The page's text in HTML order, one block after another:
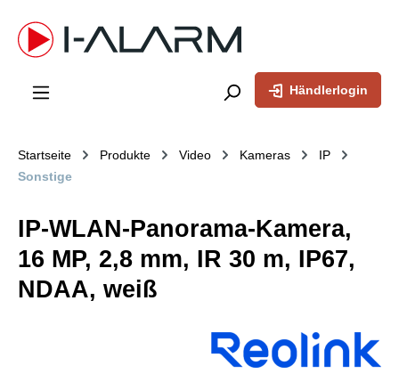
springen
Händlerlogin
Startseite Produkte Video Kameras
IP
Sonstige
IP-WLAN-Panorama-Kamera,
16 MP, 2,8 mm, IR 30 m, IP67,
NDAA, weiß